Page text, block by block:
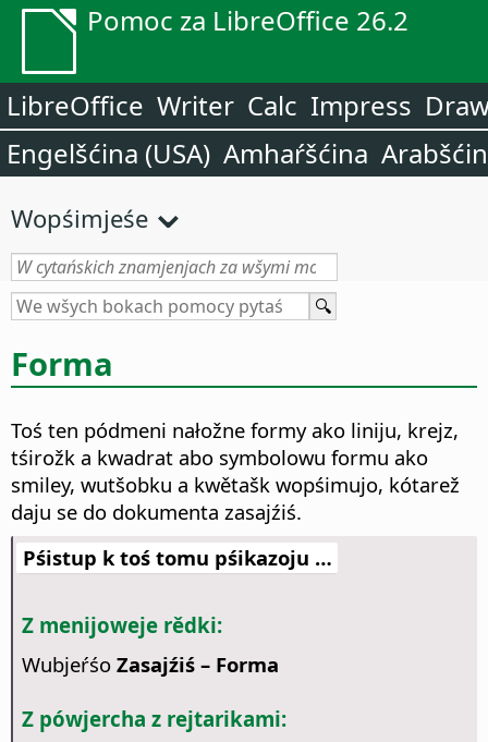
Pomoc za LibreOffice 26.2
LibreOffice Writer Calc Impress
Engelšćina (USA) Amhaŕšćina
Wopśimjeśe
Forma
Toś ten pódmeni nałožne formy ako liniju, krejz,
tśirožk a kwadrat abo symbolowu formu ako
smiley, wutšobku a kwětašk wopśimujo, kótarež
daju se do dokumenta zasajźiś.
Pśistup k toś tomu pśikazoju …
Z menijoweje rědki:
Wubjeŕśo Zasajźiś – Forma
Z pówjercha z rejtarikami: